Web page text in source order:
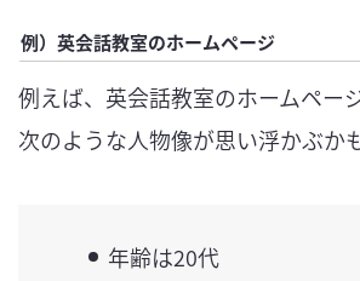
例）英会話教室のホームページ
例えば、英会話教室のホームペー
次のような人物像が思い浮かぶか
年齢は20代